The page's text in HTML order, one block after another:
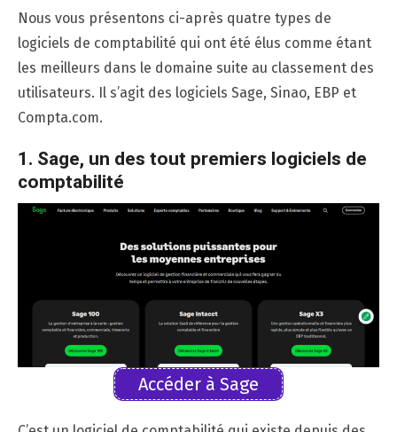
Nous vous présentons ci-après quatre types de
logiciels de comptabilité qui ont été élus comme étant
les meilleurs dans le domaine suite au classement des
utilisateurs. Il s’agit des logiciels Sage, Sinao, EBP et
Compta.com.
1. Sage, un des tout premiers logiciels de
comptabilité
Accéder à Sage